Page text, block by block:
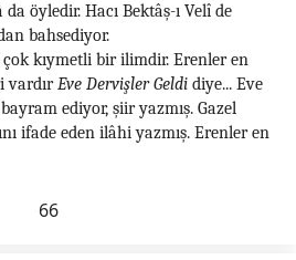
öyledir. Hacı Bektâş-ı Velî de
bahsediyor.
kıymetli bir ilimdir. Erenler en
vardırEve Dervişler Geldi diye... Eve
ediyor, şiir yazmış. Gazel
ifade eden ilâhi yazmış. Erenler en
66